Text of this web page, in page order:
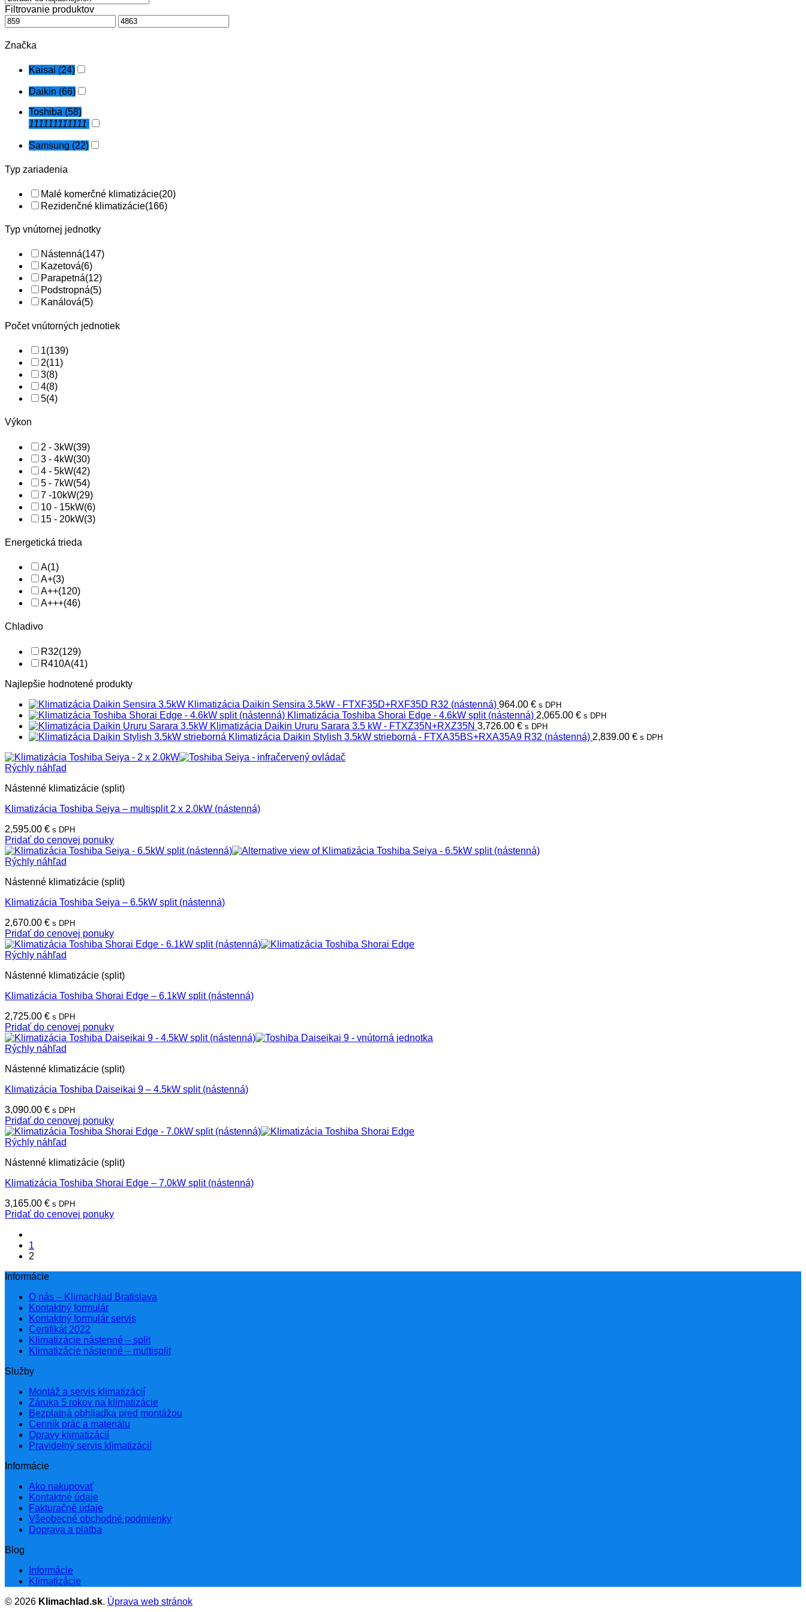
po
Filtrovanie produktov
Značka
Kaisai (24)
Daikin (66)
Toshiba (58)
111111111111
Samsung (22)
Typ zariadenia
Malé komerčné klimatizácie(20)
Rezidenčné klimatizácie(166)
Typ vnútornej jednotky
Nástenná(147)
Kazetová(6)
Parapetná(12)
Podstropná(5)
Kanálová(5)
Počet vnútorných jednotiek
1(139)
2(11)
3(8)
4(8)
5(4)
Výkon
2 - 3kW(39)
3 - 4kW(30)
4 - 5kW(42)
5 - 7kW(54)
7 -10kW(29)
10 - 15kW(6)
15 - 20kW(3)
Energetická trieda
A(1)
A+(3)
A++(120)
A+++(46)
Chladivo
R32(129)
R410A(41)
Najlepšie hodnotené produkty
Klimatizácia Daikin Sensira 3.5kW - FTXF35D+RXF35D R32 (nástenná) 964.00 € s DPH
Klimatizácia Toshiba Shorai Edge - 4.6kW split (nástenná) 2,065.00 € s DPH
Klimatizácia Daikin Ururu Sarara 3.5 kW - FTXZ35N+RXZ35N 3,726.00 € s DPH
Klimatizácia Daikin Stylish 3.5kW strieborná - FTXA35BS+RXA35A9 R32 (nástenná) 2,839.00 € s DPH
Rýchly náhľad
Nástenné klimatizácie (split)
Klimatizácia Toshiba Seiya – multisplit 2 x 2.0kW (nástenná)
2,595.00 € s DPH
Pridať do cenovej ponuky
Rýchly náhľad
Nástenné klimatizácie (split)
Klimatizácia Toshiba Seiya – 6.5kW split (nástenná)
2,670.00 € s DPH
Pridať do cenovej ponuky
Rýchly náhľad
Nástenné klimatizácie (split)
Klimatizácia Toshiba Shorai Edge – 6.1kW split (nástenná)
2,725.00 € s DPH
Pridať do cenovej ponuky
Rýchly náhľad
Nástenné klimatizácie (split)
Klimatizácia Toshiba Daiseikai 9 – 4.5kW split (nástenná)
3,090.00 € s DPH
Pridať do cenovej ponuky
Rýchly náhľad
Nástenné klimatizácie (split)
Klimatizácia Toshiba Shorai Edge – 7.0kW split (nástenná)
3,165.00 € s DPH
Pridať do cenovej ponuky
1
2
Informácie
O nás – Klimachlad Bratislava
Kontaktný formulár
Kontaktný formulár servis
Certifikát 2022
Klimatizácie nástenné – split
Klimatizácie nástenné – multisplit
Služby
Montáž a servis klimatizácií
Záruka 5 rokov na klimatizácie
Bezplatná obhliadka pred montážou
Cenník prác a materiálu
Opravy klimatizácií
Pravidelný servis klimatizácií
Informácie
Ako nakupovať
Kontaktné údaje
Fakturačné údaje
Všeobecné obchodné podmienky
Doprava a platba
Blog
Informácie
Klimatizácie
© 2026 Klimachlad.sk. Úprava web stránok